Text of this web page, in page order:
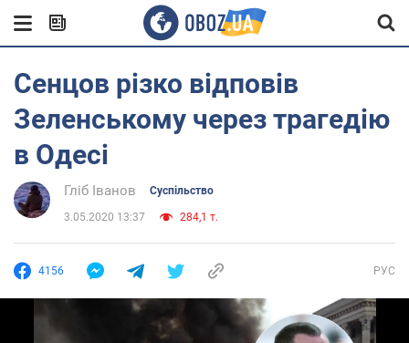
Сенцов різко відповів
Зеленському через трагедію
в Одесі
Гліб Іванов Суспільство
3.05.2020 13:37 284,1 т.
4156 РУС